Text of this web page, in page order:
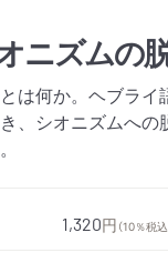
ニズムの
は何か。ヘブライ
、シオニズムへ
1,320円 （10％税込